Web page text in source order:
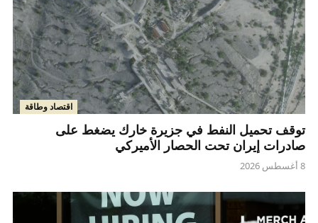
اقتصاد وطاقة
توقف تحميل النفط في جزيرة خارك يضغط على
صادرات إيران تحت الحصار الأميركي
8 أغسطس 2026